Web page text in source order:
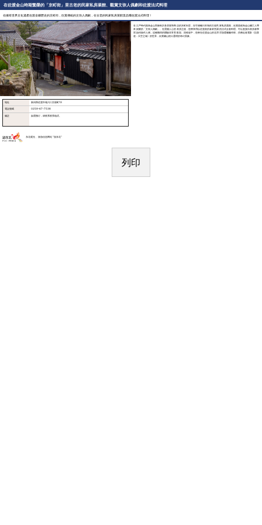
在佐渡金山時期繁榮的「京町街」里古老的民家私房菜館、觀賞文弥人偶劇和佐渡法式料理
在擁有世界文化遺產佐渡金礦歷史的京町街，欣賞傳統的文弥人偶劇，在古老的民家私房菜館里品嚐佐渡法式料理！
在江戶時代因為金山而擁有許多房屋和商店的京町街里，在可俯瞰日本海的古老民家私房菜館，欣賞曾經為金山礦工人帶
來娛樂的「文弥人偶劇」。在震撼人心的表演之後，您將享用以佐渡産的食材烹調的法式全套料理。可以直接向表演者學
習如何操作人偶，這種難得的體驗非常受歡迎。回程途中，您會在佐渡金山的北澤浮游選礦廠停留，彷彿走進電影《拉普
達：天空之城》的世界，欣賞礦山燈火通明的奇幻景象。
地址 新潟県佐渡市相川八百屋町13
電話號碼 0259-67-7538
備註 如需预订，请联系联系电话。
东北观光 、旅游信息网站 “游东北“
列印